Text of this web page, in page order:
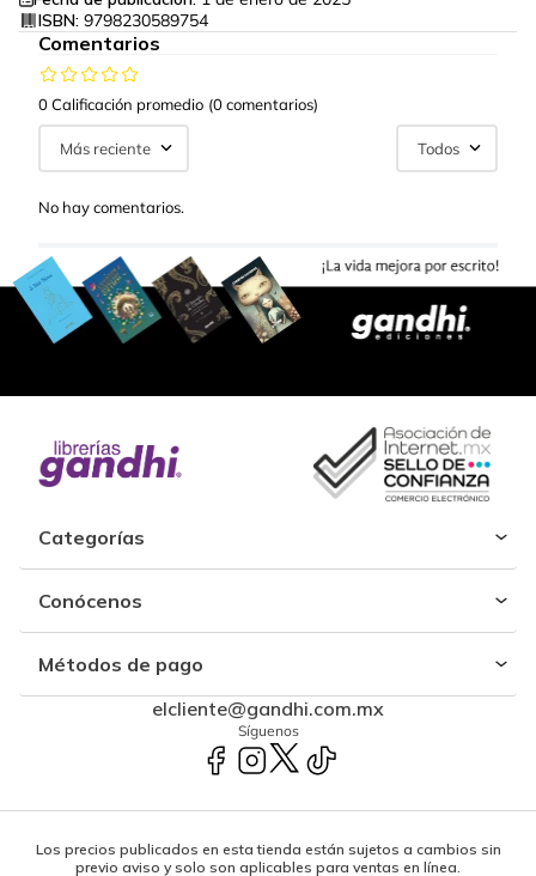
ISBN: 9798230589754
Comentarios
0 Calificación promedio (0 comentarios)
Más reciente Todos
No hay comentarios.
Categorías
Conócenos
Métodos de pago
elcliente@gandhi.com.mx
Síguenos
Los precios publicados en esta tienda están sujetos a cambios sin
previo aviso y solo son aplicables para ventas en línea.